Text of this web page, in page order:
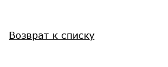
Возврат к списку